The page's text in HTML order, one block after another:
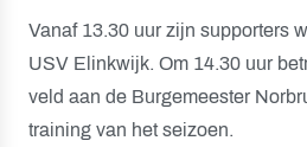
Vanaf 13.30 uur zijn supporters
USV Elinkwijk. Om 14.30 uur
veld aan de Burgemeester
training van het seizoen.